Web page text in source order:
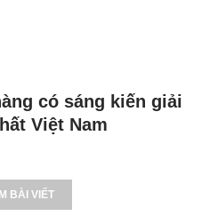
có sáng kiến giải
Việt Nam
BÀI VIẾT